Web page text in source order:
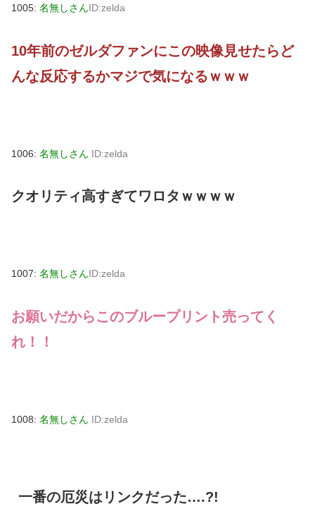
1005: 名無しさんID:zelda
10年前のゼルダファンにこの映像見せたらど
んな反応するかマジで気になるｗｗｗ
1006: 名無しさん ID:zelda
クオリティ高すぎてワロタｗｗｗｗ
1007: 名無しさんID:zelda
お願いだからこのブループリント売ってく
れ！！
1008: 名無しさん ID:zelda
一番の厄災はリンクだった….?!